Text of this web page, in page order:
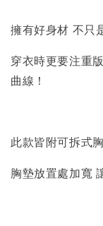
擁有好身材 不只
穿衣時更要注重
曲線！
此款皆附可拆式
胸墊放置處加寬